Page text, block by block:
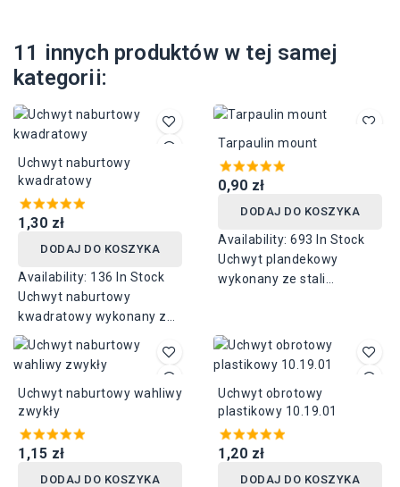
ocynkowanej lub
nierdzewnej.
11 innych produktów w tej samej
kategorii:
Uchwyt naburtowy
kwadratowy
1,30 zł
DODAJ DO KOSZYKA
Availability: 136 In Stock
Uchwyt naburtowy
kwadratowy wykonany ze
stali ocynkowanej
dostępny w wysokości
25mm lub 30mm, o
rozstawie otworów 26mm.
Tarpaulin mount
0,90 zł
DODAJ DO KOSZYKA
Availability: 693 In Stock
Uchwyt plandekowy
wykonany ze stali
16mm, 20mm, 25mm,
30mm. Rozstaw otworów
Uchwyt naburtowy wahliwy
zwykły
1,15 zł
DODAJ DO KOSZYKA
Uchwyt obrotowy
plastikowy 10.19.01
1,20 zł
DODAJ DO KOSZYKA